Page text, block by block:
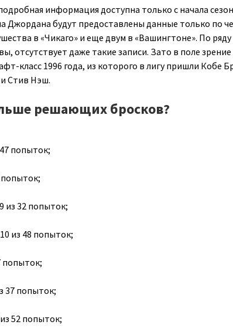
информация доступна только с начала
Джордана будут предоставлены данные только по
в «Чикаго» и еще двум в «Вашингтоне». По ряду
отсутствует даже такие записи. Зато в поле
класс 1996 года, из которого в лигу пришли Кобе
Стив Нэш.
решающих бросков?
попыток;
попыток;
из 32 попыток;
из 48 попыток;
попыток;
37 попыток;
52 попыток;